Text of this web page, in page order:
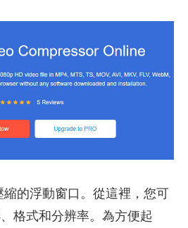
縮的浮動窗口。從這裡，您可
格式和分辨率。為方便起